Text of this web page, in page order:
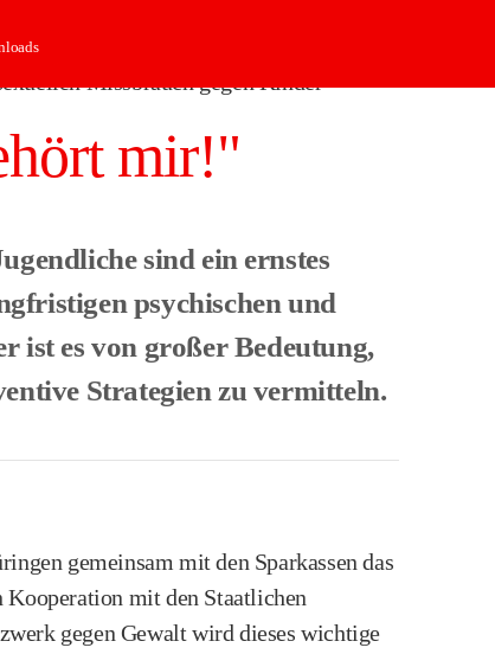
Missbrauch gegen Kinder
mir!"
sind ein ernstes
psychischen und
ist es von großer Bedeutung,
Strategien zu vermitteln.​
gemeinsam mit den Sparkassen das
mit den Staatlichen
gegen Gewalt wird dieses wichtige